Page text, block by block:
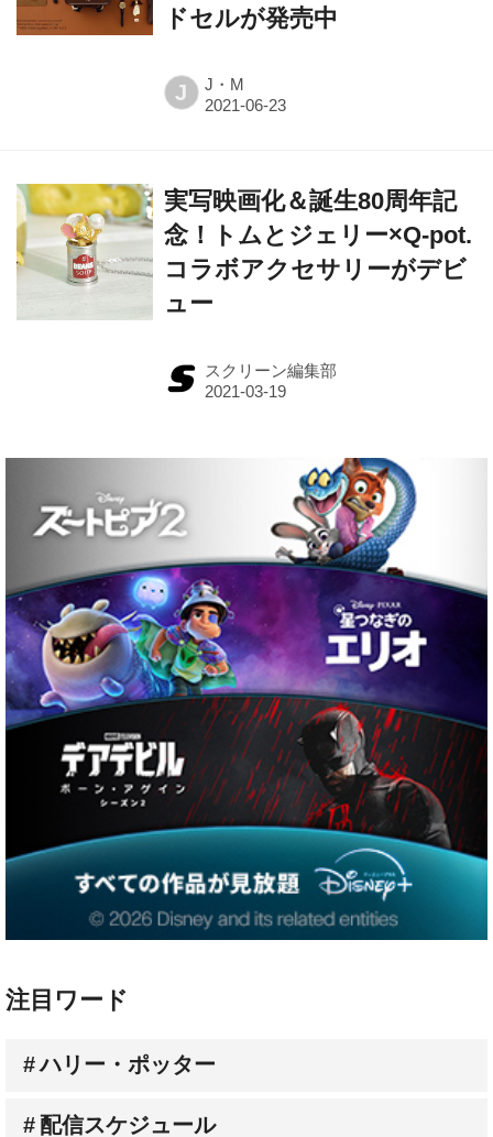
ドセルが発売中
J J・M
実写映画化＆誕生80周年記
念！トムとジェリー×Q-pot.
コラボアクセサリーがデビ
ュー
スクリーン編集部
注目ワード
ハリー・ポッター
配信スケジュール